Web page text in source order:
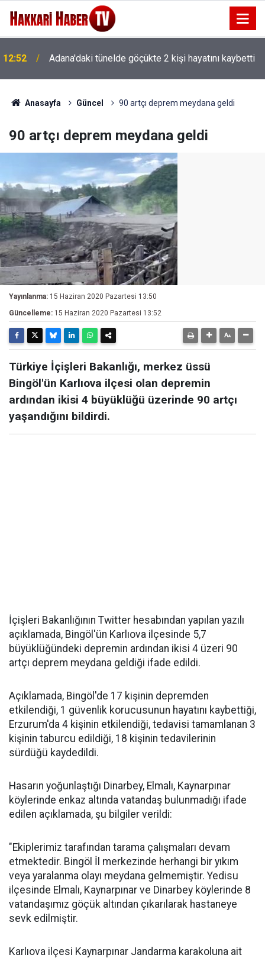
12:29 Parlak’tan yaban keçisi ihalesine tepki
Anasayfa Güncel 90 artçı deprem meydana geldi
90 artçı deprem meydana geldi
Yayınlanma: 15 Haziran 2020 Pazartesi 13:50
Güncelleme: 15 Haziran 2020 Pazartesi 13:52
Türkiye İçişleri Bakanlığı, merkez üssü
Bingöl'ün Karlıova ilçesi olan depremin
ardından ikisi 4 büyüklüğü üzerinde 90 artçı
yaşandığını bildirdi.
İçişleri Bakanlığının Twitter hesabından yapılan yazılı
açıklamada, Bingöl'ün Karlıova ilçesinde 5,7
büyüklüğündeki depremin ardından ikisi 4 üzeri 90
artçı deprem meydana geldiği ifade edildi.
Açıklamada, Bingöl'de 17 kişinin depremden
etkilendiği, 1 güvenlik korucusunun hayatını kaybettiği,
Erzurum'da 4 kişinin etkilendiği, tedavisi tamamlanan 3
kişinin taburcu edildiği, 18 kişinin tedavilerinin
sürdüğü kaydedildi.
Hasarın yoğunlaştığı Dinarbey, Elmalı, Kaynarpınar
köylerinde enkaz altında vatandaş bulunmadığı ifade
edilen açıklamada, şu bilgiler verildi:
"Ekiplerimiz tarafından tarama çalışmaları devam
etmektedir. Bingöl İl merkezinde herhangi bir yıkım
veya yaralanma olayı meydana gelmemiştir. Yedisu
ilçesinde Elmalı, Kaynarpınar ve Dinarbey köylerinde 8
vatandaşımız göçük altından çıkarılarak hastaneye
sevk edilmiştir.
Karlıova ilçesi Kaynarpınar Jandarma karakoluna ait